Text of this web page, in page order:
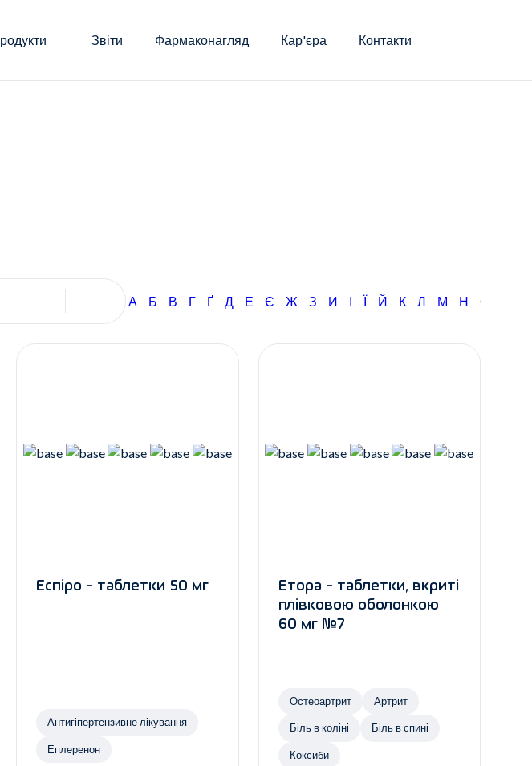
Звіти Фармаконагляд Кар'єра Контакти
А Б В Г Ґ Д Е Є Ж З И І Ї Й К Л М Н О
Еспіро - таблетки 50 мг
Антигіпертензивне лікування
Еплеренон
Етора - таблетки, вкриті
плівковою оболонкою
60 мг №7
Остеоартрит Артрит
Біль в коліні Біль в спині
Коксиби